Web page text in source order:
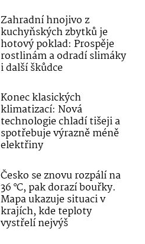
Zahradní hnojivo z
kuchyňských zbytků je
hotový poklad: Prospěje
rostlinám a odradí slimáky
i další škůdce
Konec klasických
klimatizací: Nová
technologie chladí tišeji a
spotřebuje výrazně méně
elektřiny
Česko se znovu rozpálí na
36 °C, pak dorazí bouřky.
Mapa ukazuje situaci v
krajích, kde teploty
vystřelí nejvýš